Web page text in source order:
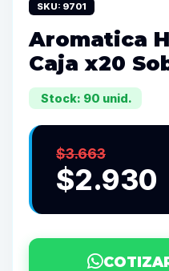
SKU: 9701
Aromatica
Caja x20
Stock: 90 unid.
$3.663
$2.930